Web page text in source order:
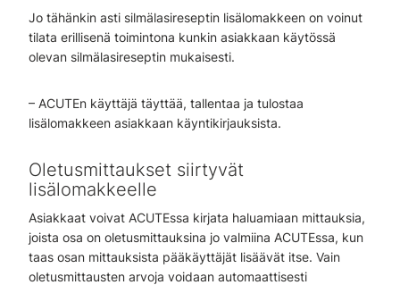
Jo tähänkin asti silmälasireseptin lisälomakkeen on voinut
tilata erillisenä toimintona kunkin asiakkaan käytössä
olevan silmälasireseptin mukaisesti.
– ACUTEn käyttäjä täyttää, tallentaa ja tulostaa
lisälomakkeen asiakkaan käyntikirjauksista.
Oletusmittaukset siirtyvät
lisälomakkeelle
Asiakkaat voivat ACUTEssa kirjata haluamiaan mittauksia,
joista osa on oletusmittauksina jo valmiina ACUTEssa, kun
taas osan mittauksista pääkäyttäjät lisäävät itse. Vain
oletusmittausten arvoja voidaan automaattisesti